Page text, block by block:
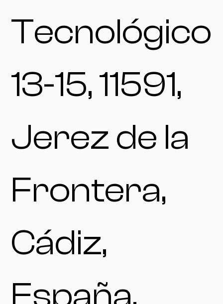
Tecnológico
13-15, 11591,
Jerez de la
Frontera,
Cádiz,
España.